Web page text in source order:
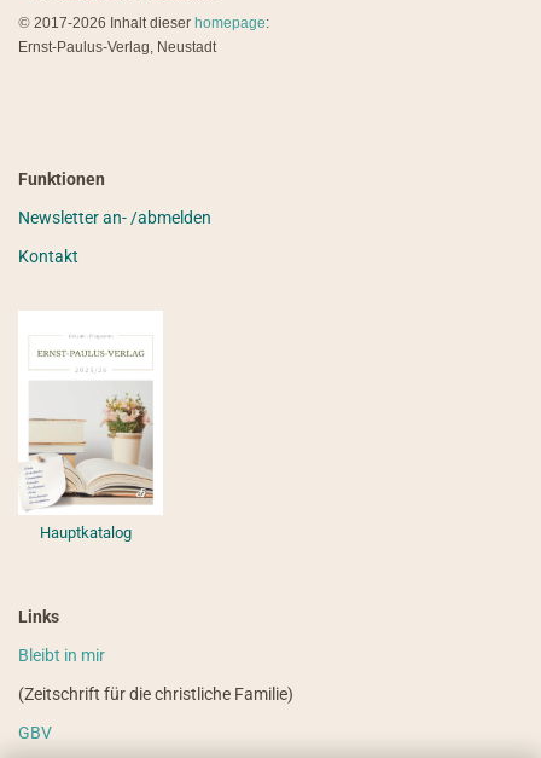
© 2017-2026 Inhalt dieser homepage:
Ernst-Paulus-Verlag, Neustadt
Funktionen
Newsletter an- /abmelden
Kontakt
Hauptkatalog
Links
Bleibt in mir
(Zeitschrift für die christliche Familie)
GBV